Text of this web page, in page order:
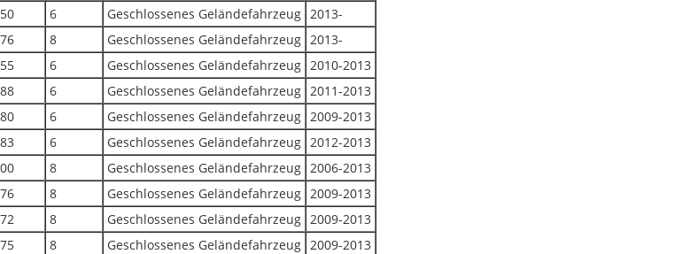
6 Geschlossenes Geländefahrzeug 2013-
8 Geschlossenes Geländefahrzeug 2013-
6 Geschlossenes Geländefahrzeug 2010-2013
6 Geschlossenes Geländefahrzeug 2011-2013
6 Geschlossenes Geländefahrzeug 2009-2013
6 Geschlossenes Geländefahrzeug 2012-2013
8 Geschlossenes Geländefahrzeug 2006-2013
8 Geschlossenes Geländefahrzeug 2009-2013
8 Geschlossenes Geländefahrzeug 2009-2013
8 Geschlossenes Geländefahrzeug 2009-2013